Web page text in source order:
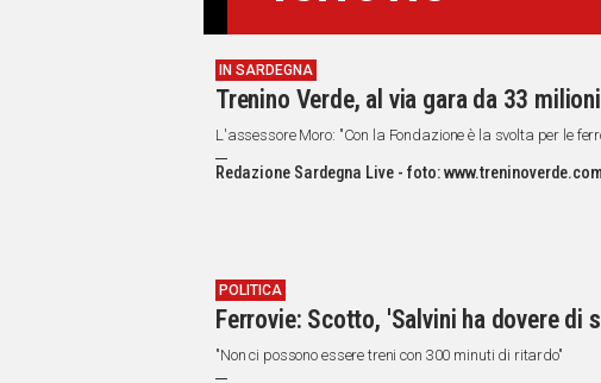
IN SARDEGNA
Trenino Verde, al via gara da 33
L'assessore Moro: "Con la Fondazione è la svolta per le
Redazione Sardegna Live - foto: www.treninoverde.com
POLITICA
Ferrovie: Scotto, 'Salvini ha dovere di
"Non ci possono essere treni con 300 minuti di ritardo"